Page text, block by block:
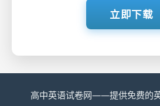
听第 6 段材料，回答第 6、7
6. How does the man keep
A. Avoiding public Wi
together?
立即下载
高中英语试卷网——提供免费的